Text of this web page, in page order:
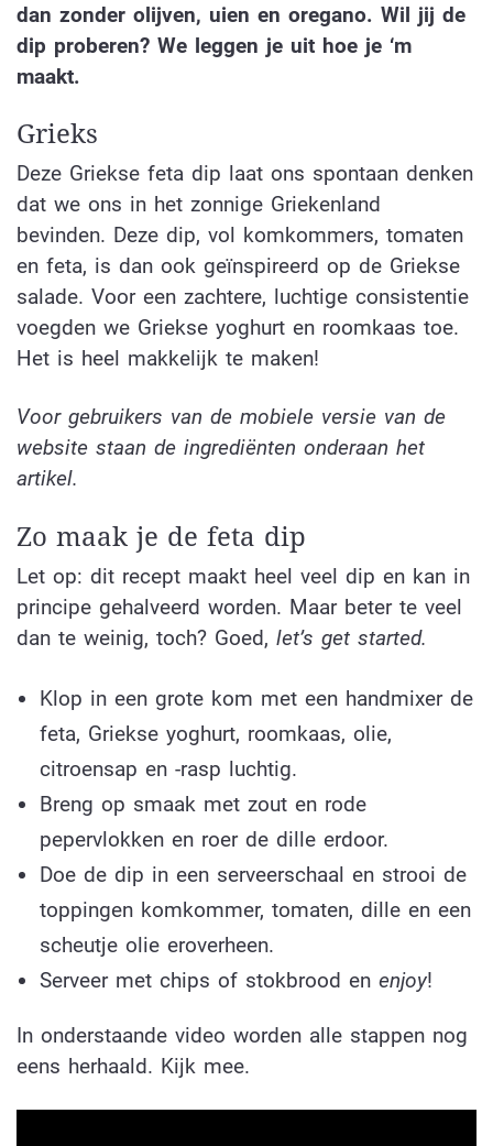
dan zonder olijven, uien en oregano. Wil jij de
dip proberen? We leggen je uit hoe je ‘m
maakt.
Grieks
Deze Griekse feta dip laat ons spontaan denken
dat we ons in het zonnige Griekenland
bevinden. Deze dip, vol komkommers, tomaten
en feta, is dan ook geïnspireerd op de Griekse
salade. Voor een zachtere, luchtige consistentie
voegden we Griekse yoghurt en roomkaas toe.
Het is heel makkelijk te maken!
Voor gebruikers van de mobiele versie van de
website staan de ingrediënten onderaan het
artikel.
Zo maak je de feta dip
Let op: dit recept maakt heel veel dip en kan in
principe gehalveerd worden. Maar beter te veel
dan te weinig, toch? Goed, let’s get started.
Klop in een grote kom met een handmixer de
feta, Griekse yoghurt, roomkaas, olie,
citroensap en -rasp luchtig.
Breng op smaak met zout en rode
pepervlokken en roer de dille erdoor.
Doe de dip in een serveerschaal en strooi de
toppingen komkommer, tomaten, dille en een
scheutje olie eroverheen.
Serveer met chips of stokbrood en enjoy!
In onderstaande video worden alle stappen nog
eens herhaald. Kijk mee.